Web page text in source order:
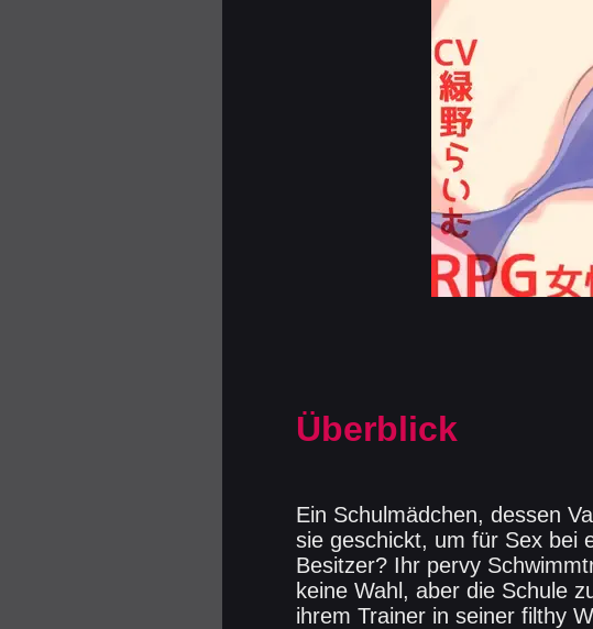
Überblick
Ein Schulmädchen, dessen
sie geschickt, um für Sex bei
Besitzer? Ihr pervy
keine Wahl, aber die Schule
ihrem Trainer in seiner filthy